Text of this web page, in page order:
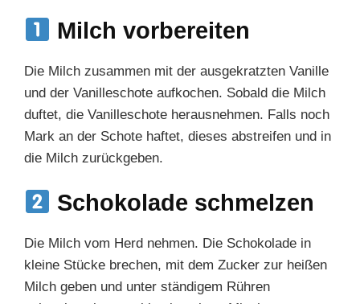
Milch vorbereiten
Die Milch zusammen mit der ausgekratzten Vanille
und der Vanilleschote aufkochen. Sobald die Milch
duftet, die Vanilleschote herausnehmen. Falls noch
Mark an der Schote haftet, dieses abstreifen und in
die Milch zurückgeben.
Schokolade schmelzen
Die Milch vom Herd nehmen. Die Schokolade in
kleine Stücke brechen, mit dem Zucker zur heißen
Milch geben und unter ständigem Rühren